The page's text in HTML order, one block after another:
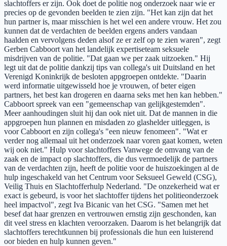
slachtoffers er zijn. Ook doet de politie nog onderzoek naar wie er
precies op de gevonden beelden te zien zijn. "Het kan zijn dat het
hun partner is, maar misschien is het wel een andere vrouw. Het zou
kunnen dat de verdachten de beelden ergens anders vandaan
haalden en vervolgens deden alsof ze er zelf op te zien waren", zegt
Gerben Cabboort van het landelijk expertiseteam seksuele
misdrijven van de politie. "Dat gaan we per zaak uitzoeken." Hij
legt uit dat de politie dankzij tips van collega's uit Duitsland en het
Verenigd Koninkrijk de besloten appgroepen ontdekte. "Daarin
werd informatie uitgewisseld hoe je vrouwen, of beter eigen
partners, het best kan drogeren en daarna seks met hen kan hebben."
Cabboort spreek van een "gemeenschap van gelijkgestemden".
Meer aanhoudingen sluit hij dan ook niet uit. Dat de mannen in die
appgroepen hun plannen en misdaden zo glashelder uitleggen, is
voor Cabboort en zijn collega's "een nieuw fenomeen". "Wat er
verder nog allemaal uit het onderzoek naar voren gaat komen, weten
wij ook niet." Hulp voor slachtoffers Vanwege de omvang van de
zaak en de impact op slachtoffers, die dus vermoedelijk de partners
van de verdachten zijn, heeft de politie voor de huiszoekingen al de
hulp ingeschakeld van het Centrum voor Seksueel Geweld (CSG),
Veilig Thuis en Slachtofferhulp Nederland. "De onzekerheid wat er
exact is gebeurd, is voor het slachtoffer tijdens het politieonderzoek
heel impactvol", zegt Iva Bicanic van het CSG. "Samen met het
besef dat haar grenzen en vertrouwen ernstig zijn geschonden, kan
dit veel stress en klachten veroorzaken. Daarom is het belangrijk dat
slachtoffers terechtkunnen bij professionals die hun een luisterend
oor bieden en hulp kunnen geven."